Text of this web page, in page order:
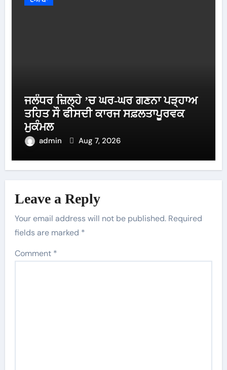
ਜਲੰਧਰ ਜ਼ਿਲ੍ਹੇ ’ਚ ਘਰ-ਘਰ ਗਣਨਾ ਪੜ੍ਹਾਅ
ਤਹਿਤ ਸੌ ਫੀਸਦੀ ਕਾਰਜ ਸਫ਼ਲਤਾਪੂਰਵਕ
ਮੁਕੰਮਲ
admin Aug 7, 2026
Leave a Reply
Your email address will not be published. Required
fields are marked *
Comment *